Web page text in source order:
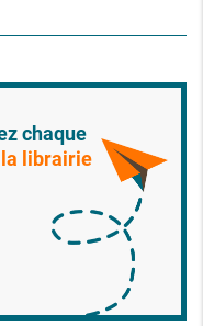
chaque
la librairie